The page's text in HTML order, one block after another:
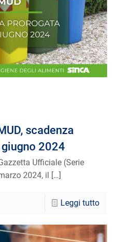
scadenza
2024
Ufficiale (Serie
2024, il
[…]
Leggi tutto